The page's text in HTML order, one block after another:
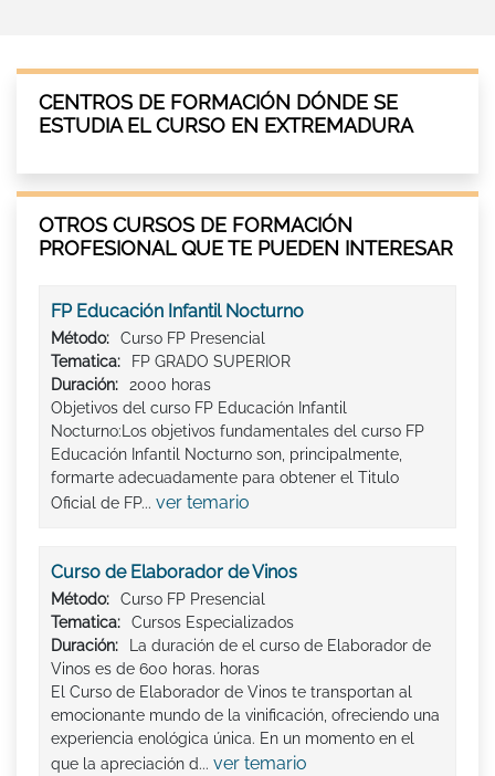
CENTROS DE FORMACIÓN DÓNDE SE
ESTUDIA EL CURSO EN EXTREMADURA
OTROS CURSOS DE FORMACIÓN
PROFESIONAL QUE TE PUEDEN INTERESAR
FP Educación Infantil Nocturno
Método:
Curso FP Presencial
Tematica:
FP GRADO SUPERIOR
Duración:
2000 horas
Objetivos del curso FP Educación Infantil
Nocturno:Los objetivos fundamentales del curso FP
Educación Infantil Nocturno son, principalmente,
formarte adecuadamente para obtener el Titulo
Oficial de FP... ver temario
Curso de Elaborador de Vinos
Método:
Curso FP Presencial
Tematica:
Cursos Especializados
Duración:
La duración de el curso de Elaborador de
Vinos es de 600 horas. horas
El Curso de Elaborador de Vinos te transportan al
emocionante mundo de la vinificación, ofreciendo una
experiencia enológica única. En un momento en el
que la apreciación d... ver temario